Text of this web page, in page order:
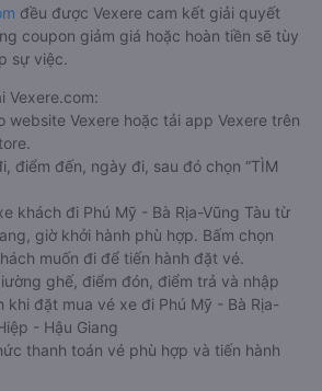
đều được Vexere cam kết giải quyết
coupon giảm giá hoặc hoàn tiền sẽ tùy
sự việc.
Vexere.com:
website Vexere hoặc tải app Vexere trên
điểm đến, ngày đi, sau đó chọn “TÌM
khách đi Phú Mỹ - Bà Rịa-Vũng Tàu từ
giờ khởi hành phù hợp. Bấm chọn
muốn đi để tiến hành đặt vé.
ghế, điểm đón, điểm trả và nhập
khi đặt mua vé xe đi Phú Mỹ - Bà Rịa-
- Hậu Giang
thanh toán vé phù hợp và tiến hành